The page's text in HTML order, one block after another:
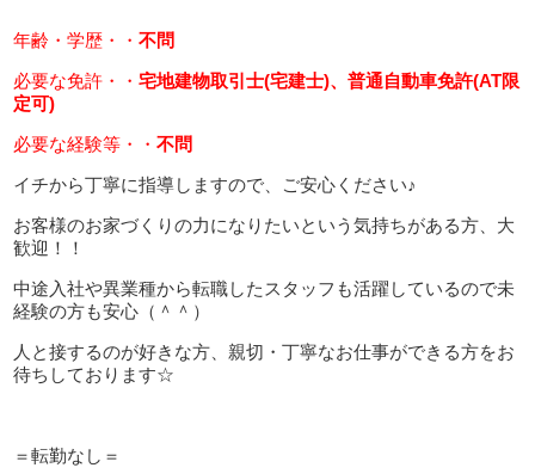
年齢・学歴・・不問
必要な免許・・宅地建物取引士(宅建士)、普通自動車免許(AT限
定可)
必要な経験等・・不問
イチから丁寧に指導しますので、ご安心ください♪
お客様のお家づくりの力になりたいという気持ちがある方、大
歓迎！！
中途入社や異業種から転職したスタッフも活躍しているので未
経験の方も安心（＾＾）
人と接するのが好きな方、親切・丁寧なお仕事ができる方をお
待ちしております☆
＝転勤なし＝